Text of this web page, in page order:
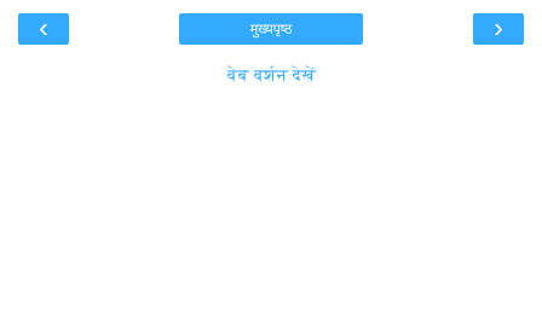
‹ ›
मुख्यपृष्ठ
वेब वर्शन देखें